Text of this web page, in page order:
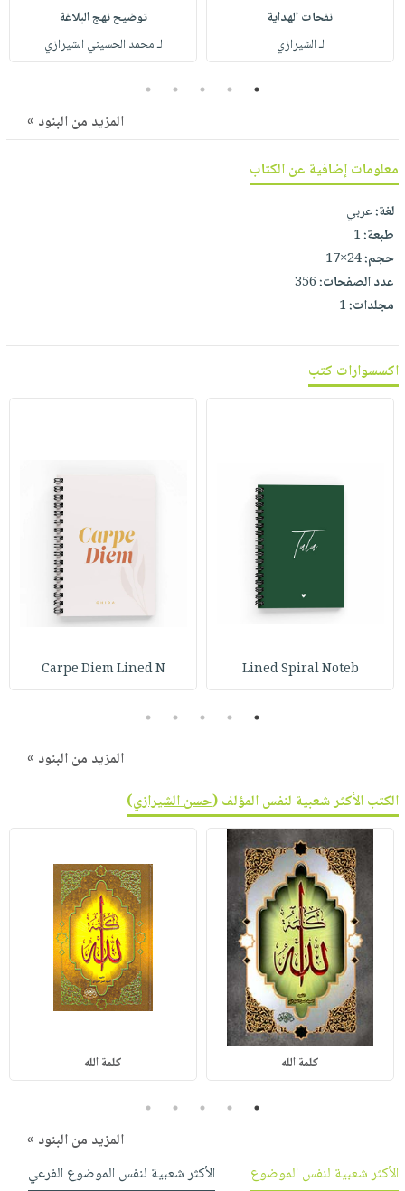
أطفال
مناسبات
طرحها
وفرات
انشر
تواصل
معنا
نفحات الهداية
لـ الشيرازي
توضيح نهج البلاغة
لـ محمد الحسيني الشيرازي
1
2
3
4
5
المزيد من البنود »
معلومات إضافية عن الكتاب
لغة:عربي
طبعة:1
حجم:24×17
عدد الصفحات:356
مجلدات:1
اكسسوارات كتب
Lined Spiral Noteb
Carpe Diem Lined N
1
2
3
4
5
المزيد من البنود »
الكتب الأكثر شعبية لنفس المؤلف (حسن الشيرازي)
كلمة الله كلمة الله
1
2
3
4
5
المزيد من البنود »
الأكثر شعبية لنفس الموضوع
الأكثر شعبية لنفس الموضوع الفرعي